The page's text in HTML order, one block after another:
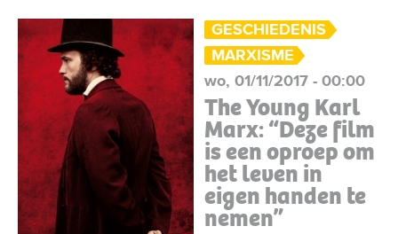
GESCHIEDENIS
MARXISME
wo, 01/11/2017 - 00:00
The Young Karl
Marx: “Deze film
is een oproep om
het leven in
eigen handen te
nemen”